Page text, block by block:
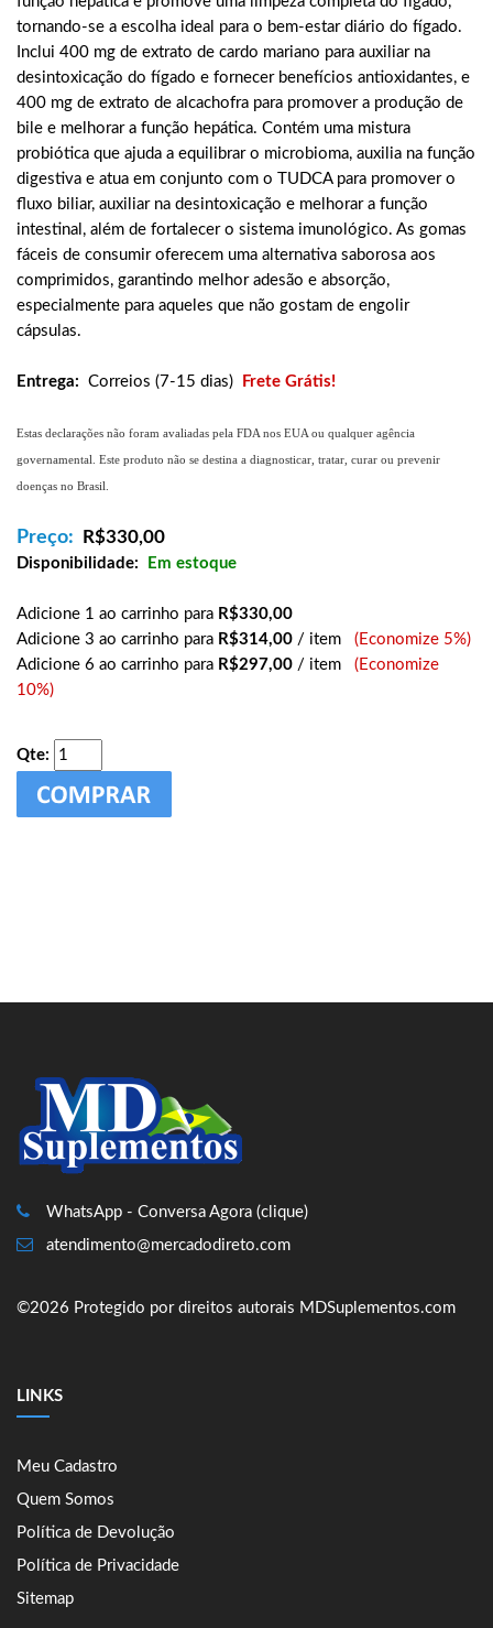
tornando-se a escolha ideal para o bem-estar diário do fígado.
Inclui 400 mg de extrato de cardo mariano para auxiliar na
desintoxicação do fígado e fornecer benefícios antioxidantes, e
400 mg de extrato de alcachofra para promover a produção de
bile e melhorar a função hepática. Contém uma mistura
probiótica que ajuda a equilibrar o microbioma, auxilia na função
digestiva e atua em conjunto com o TUDCA para promover o
fluxo biliar, auxiliar na desintoxicação e melhorar a função
intestinal, além de fortalecer o sistema imunológico. As gomas
fáceis de consumir oferecem uma alternativa saborosa aos
comprimidos, garantindo melhor adesão e absorção,
especialmente para aqueles que não gostam de engolir
cápsulas.
Entrega: Correios (7-15 dias) Frete Grátis!
Estas declarações não foram avaliadas pela FDA nos EUA ou qualquer agência
governamental. Este produto não se destina a diagnosticar, tratar, curar ou prevenir
doenças no Brasil.
Preço: R$330,00
Disponibilidade: Em estoque
Adicione 1 ao carrinho para R$330,00
Adicione 3 ao carrinho para R$314,00 / item (Economize 5%)
Adicione 6 ao carrinho para R$297,00 / item (Economize
10%)
Qte:
WhatsApp - Conversa Agora (clique)
atendimento@mercadodireto.com
©2026 Protegido por direitos autorais MDSuplementos.com
LINKS
Meu Cadastro
Quem Somos
Política de Devolução
Política de Privacidade
Sitemap